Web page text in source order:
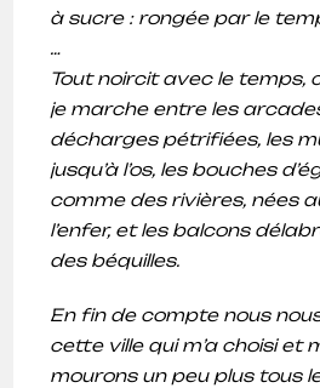
à sucre : rongée par le
…
Tout noircit avec le temps,
je marche entre les
décharges pétrifiées, les
jusqu’à l’os, les bouches
comme des rivières, nées
l’enfer, et les balcons
des béquilles.
En fin de compte nous
cette ville qui m’a choisi et
mourons un peu plus tous